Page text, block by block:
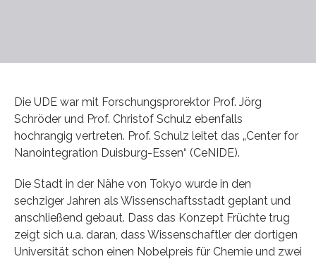
Die UDE war mit Forschungsprorektor Prof. Jörg
Schröder und Prof. Christof Schulz ebenfalls
hochrangig vertreten. Prof. Schulz leitet das „Center for
Nanointegration Duisburg-Essen“ (CeNIDE).
Die Stadt in der Nähe von Tokyo wurde in den
sechziger Jahren als Wissenschaftsstadt geplant und
anschließend gebaut. Dass das Konzept Früchte trug
zeigt sich u.a. daran, dass Wissenschaftler der dortigen
Universität schon einen Nobelpreis für Chemie und zwei